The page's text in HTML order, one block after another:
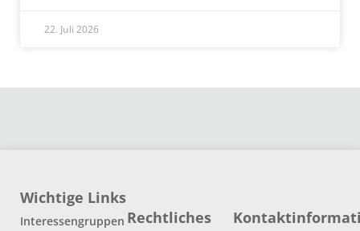
22. Juli 2026
Wichtige Links
Interessengruppen Rechtliches